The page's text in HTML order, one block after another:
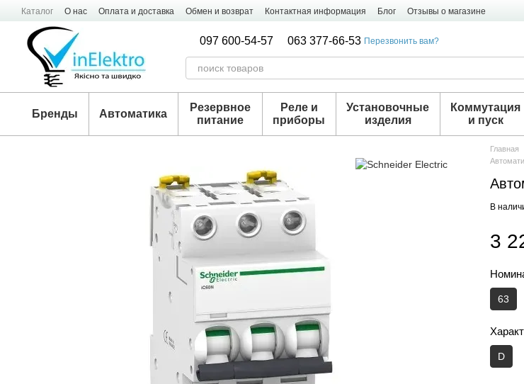
Перейти к основному контенту
Каталог О нас Оплата и доставка Обмен и возврат Контактная информация Блог Отзывы о магазине
097 600-54-57 063 377-66-53 Перезвонить вам?
Бренды Автоматика
Резервное
питание
Реле и
приборы
Установочные
изделия
Коммутация
и пуск
Главная
В
3
63
D